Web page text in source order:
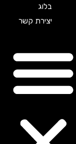
יצירת קשר